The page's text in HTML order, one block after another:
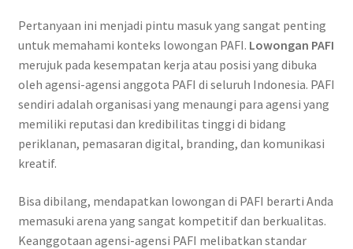
Pertanyaan ini menjadi pintu masuk yang sangat penting
untuk memahami konteks lowongan PAFI. Lowongan PAFI
merujuk pada kesempatan kerja atau posisi yang dibuka
oleh agensi-agensi anggota PAFI di seluruh Indonesia. PAFI
sendiri adalah organisasi yang menaungi para agensi yang
memiliki reputasi dan kredibilitas tinggi di bidang
periklanan, pemasaran digital, branding, dan komunikasi
kreatif.
Bisa dibilang, mendapatkan lowongan di PAFI berarti Anda
memasuki arena yang sangat kompetitif dan berkualitas.
Keanggotaan agensi-agensi PAFI melibatkan standar